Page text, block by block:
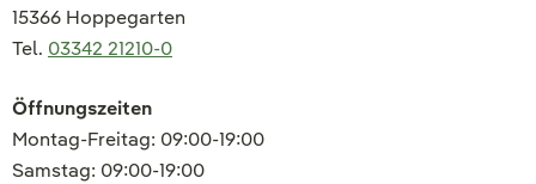
15366 Hoppegarten
Tel. 03342 21210-0
Öffnungszeiten
Montag-Freitag: 09:00-19:00
Samstag: 09:00-19:00